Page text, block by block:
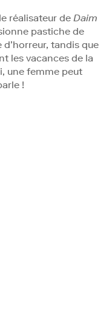
réalisateur de Daim
pastiche de
tandis que
les vacances de la
une femme peut
!